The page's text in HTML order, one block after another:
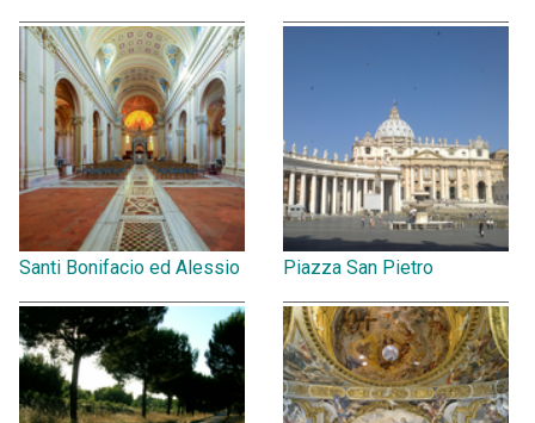
Santi Bonifacio ed Alessio Piazza San Pietro